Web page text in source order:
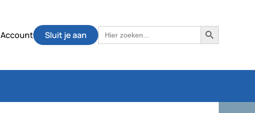
Account Sluit je aan Zoek
naar:
Zoekknop